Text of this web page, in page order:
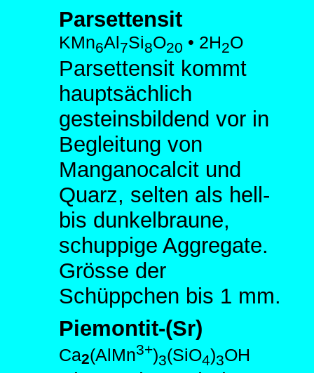
Parsettensit
KMn6Al7Si8O20 • 2H2O
Parsettensit kommt
hauptsächlich
gesteinsbildend vor in
Begleitung von
Manganocalcit und
Quarz, selten als hell-
bis dunkelbraune,
schuppige Aggregate.
Grösse der
Schüppchen bis 1 mm.
Piemontit-(Sr)
Ca2(AlMn3+)3(SiO4)3OH